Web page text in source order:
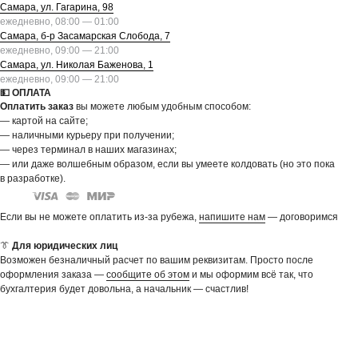
Самара, ул. Гагарина, 98
ежедневно, 08:00 — 01:00
Самара, б-р Засамарская Слобода, 7
ежедневно, 09:00 — 21:00
Самара, ул. Николая Баженова, 1
ежедневно, 09:00 — 21:00
💵 ОПЛАТА
Оплатить заказ вы можете любым удобным способом:
— картой на сайте;
— наличными курьеру при получении;
— через терминал в наших магазинах;
— или даже волшебным образом, если вы умеете колдовать (но это пока
в разработке).
Если вы не можете оплатить из-за рубежа, напишите нам — договоримся
👔 Для юридических лиц
Возможен безналичный расчет по вашим реквизитам. Просто после
оформления заказа — сообщите об этом и мы оформим всё так, что
бухгалтерия будет довольна, а начальник — счастлив!